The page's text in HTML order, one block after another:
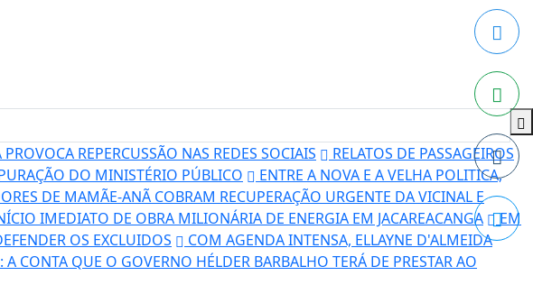
REPERCUSSÃO NAS REDES SOCIAIS
RELATOS DE PASSAGEIROS
DO MINISTÉRIO PÚBLICO
ENTRE A NOVA E A VELHA POLITICA,
DE MAMÃE-ANÃ COBRAM RECUPERAÇÃO URGENTE DA VICINAL E
IMEDIATO DE OBRA MILIONÁRIA DE ENERGIA EM JACAREACANGA
EM
OS EXCLUIDOS
COM AGENDA INTENSA, ELLAYNE D'ALMEIDA
QUE O GOVERNO HÉLDER BARBALHO TERÁ DE PRESTAR AO